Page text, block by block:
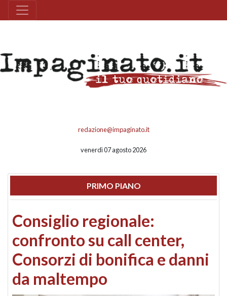
redazione@impaginato.it
venerdì 07 agosto 2026
PRIMO PIANO
Consiglio regionale:
confronto su call center,
Consorzi di bonifica e danni
da maltempo